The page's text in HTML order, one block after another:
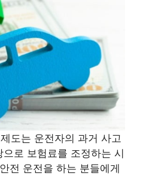
도는 운전자의 과거 사고
로 보험료를 조정하는 시
전 운전을 하는 분들에게